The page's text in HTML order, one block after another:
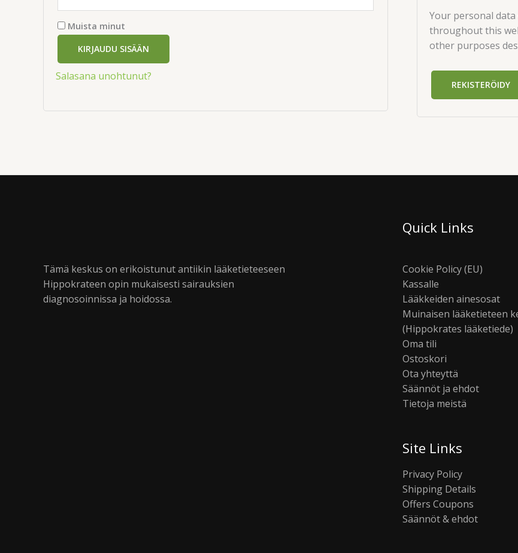
Muista minut
KIRJAUDU SISÄÄN
Salasana unohtunut?
Your personal
throughout this
other purposes
REKISTERÖIDY
Tämä keskus on erikoistunut antiikin lääketieteeseen
Hippokrateen opin mukaisesti sairauksien
diagnosoinnissa ja hoidossa.
Quick Links
Cookie Policy (EU)
Kassalle
Lääkkeiden ainesosat
Muinaisen lääketieteen
(Hippokrates lääketiede)
Oma tili
Ostoskori
Ota yhteyttä
Säännöt ja ehdot
Tietoja meistä
Site Links
Privacy Policy
Shipping Details
Offers Coupons
Säännöt & ehdot